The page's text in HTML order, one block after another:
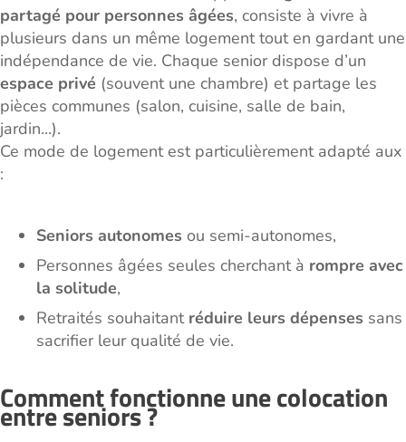
partagé pour personnes âgées, consiste à vivre à
plusieurs dans un même logement tout en gardant une
indépendance de vie. Chaque senior dispose d’un
espace privé (souvent une chambre) et partage les
pièces communes (salon, cuisine, salle de bain,
jardin...).
Ce mode de logement est particulièrement adapté aux
:
Seniors autonomes ou semi-autonomes,
Personnes âgées seules cherchant à rompre avec
la solitude,
Retraités souhaitant réduire leurs dépenses sans
sacrifier leur qualité de vie.
Comment fonctionne une colocation
entre seniors ?